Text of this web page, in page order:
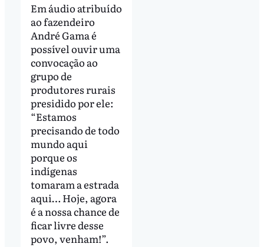
Em áudio atribuído
ao fazendeiro
André Gama é
possível ouvir uma
convocação ao
grupo de
produtores rurais
presidido por ele:
“Estamos
precisando de todo
mundo aqui
porque os
indígenas
tomaram a estrada
aqui… Hoje, agora
é a nossa chance de
ficar livre desse
povo, venham!”.